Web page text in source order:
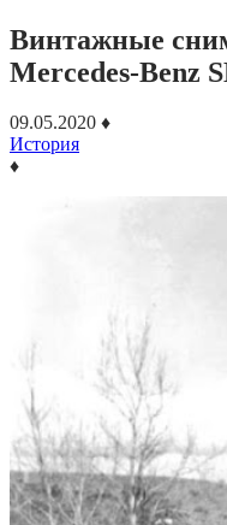
Винтажные
Mercedes-Benz
09.05.2020 ♦
История
♦